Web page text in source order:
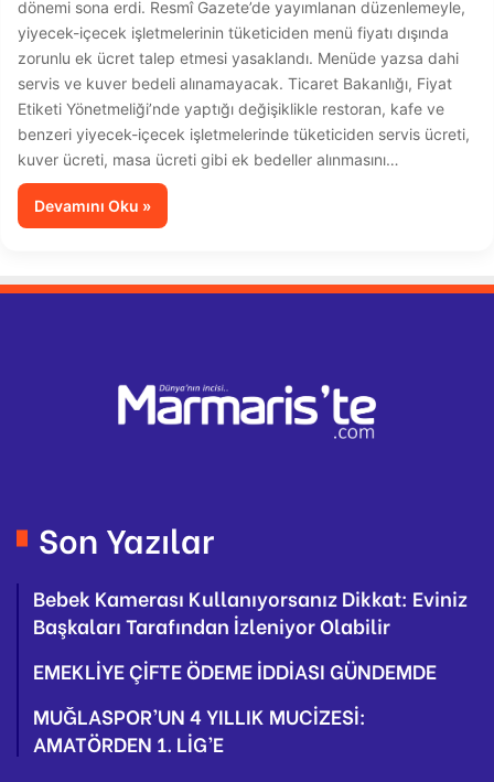
dönemi sona erdi. Resmî Gazete’de yayımlanan düzenlemeyle,
yiyecek-içecek işletmelerinin tüketiciden menü fiyatı dışında
zorunlu ek ücret talep etmesi yasaklandı. Menüde yazsa dahi
servis ve kuver bedeli alınamayacak. Ticaret Bakanlığı, Fiyat
Etiketi Yönetmeliği’nde yaptığı değişiklikle restoran, kafe ve
benzeri yiyecek-içecek işletmelerinde tüketiciden servis ücreti,
kuver ücreti, masa ücreti gibi ek bedeller alınmasını…
Devamını Oku »
Son Yazılar
Bebek Kamerası Kullanıyorsanız Dikkat: Eviniz
Başkaları Tarafından İzleniyor Olabilir
EMEKLİYE ÇİFTE ÖDEME İDDİASI GÜNDEMDE
MUĞLASPOR’UN 4 YILLIK MUCİZESİ:
AMATÖRDEN 1. LİG’E